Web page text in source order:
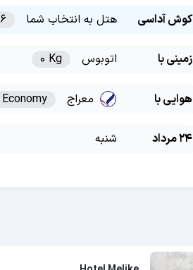
کوش آداسی هتل به انتخاب شما 6 شب
زمینی با اتوبوس 0 Kg
هوایی با معراج Economy
24 مرداد شنبه